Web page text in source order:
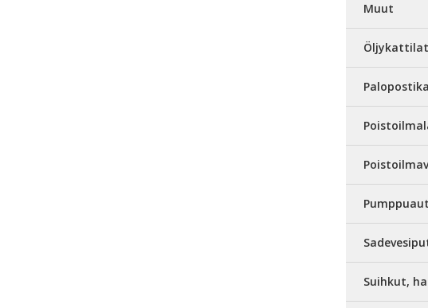
Muut
Öljykattilat
Suihkut,